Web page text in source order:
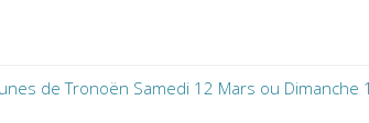
de Tronoën Samedi 12 Mars ou Dimanche